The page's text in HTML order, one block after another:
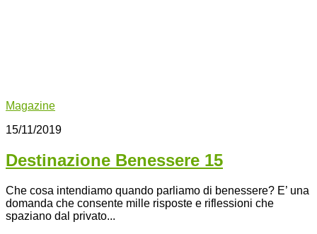
Magazine
15/11/2019
Destinazione Benessere 15
Che cosa intendiamo quando parliamo di benessere? E’ una
domanda che consente mille risposte e riflessioni che
spaziano dal privato...